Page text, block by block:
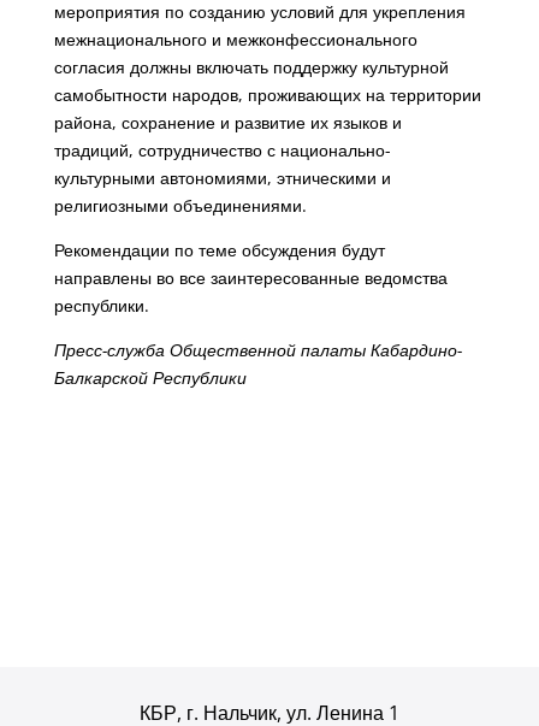
мероприятия по созданию условий для укрепления
межнационального и межконфессионального
согласия должны включать поддержку культурной
самобытности народов, проживающих на территории
района, сохранение и развитие их языков и
традиций, сотрудничество с национально-
культурными автономиями, этническими и
религиозными объединениями.
Рекомендации по теме обсуждения будут
направлены во все заинтересованные ведомства
республики.
Пресс-служба Общественной палаты Кабардино-
Балкарской Республики
КБР, г. Нальчик, ул. Ленина 1